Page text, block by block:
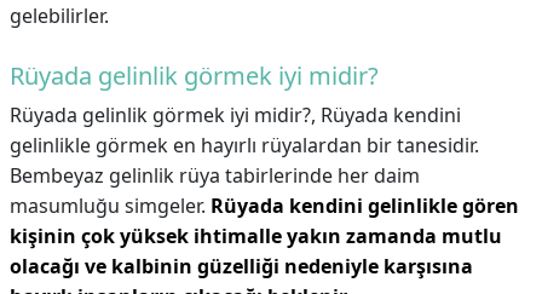
gelebilirler.
Rüyada gelinlik görmek iyi midir?
Rüyada gelinlik görmek iyi midir?, Rüyada kendini
gelinlikle görmek en hayırlı rüyalardan bir tanesidir.
Bembeyaz gelinlik rüya tabirlerinde her daim
masumluğu simgeler. Rüyada kendini gelinlikle gören
kişinin çok yüksek ihtimalle yakın zamanda mutlu
olacağı ve kalbinin güzelliği nedeniyle karşısına